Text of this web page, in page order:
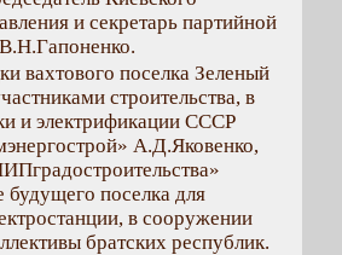
и секретарь партийной
вахтового поселка Зеленый
строительства, в
и электрификации СССР
А.Д.Яковенко,
будущего поселка для
в сооружении
братских республик.